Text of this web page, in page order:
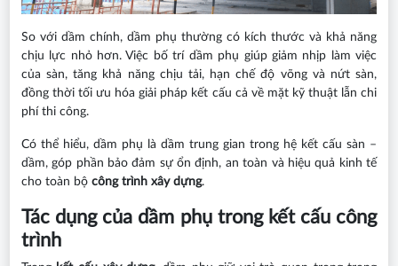
So với dầm chính, dầm phụ thường có kích thước và khả năng
chịu lực nhỏ hơn. Việc bố trí dầm phụ giúp giảm nhịp làm việc
của sàn, tăng khả năng chịu tải, hạn chế độ võng và nứt sàn,
đồng thời tối ưu hóa giải pháp kết cấu cả về mặt kỹ thuật lẫn chi
phí thi công.
Có thể hiểu, dầm phụ là dầm trung gian trong hệ kết cấu sàn –
dầm, góp phần bảo đảm sự ổn định, an toàn và hiệu quả kinh tế
cho toàn bộ công trình xây dựng.
Tác dụng của dầm phụ trong kết cấu công
trình